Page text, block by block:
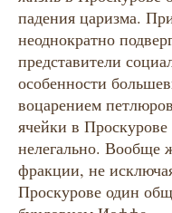
падения царизма.
неоднократно
представители
особенности
воцарением
ячейки в
нелегально. Вообще
фракции, не
Проскурове один